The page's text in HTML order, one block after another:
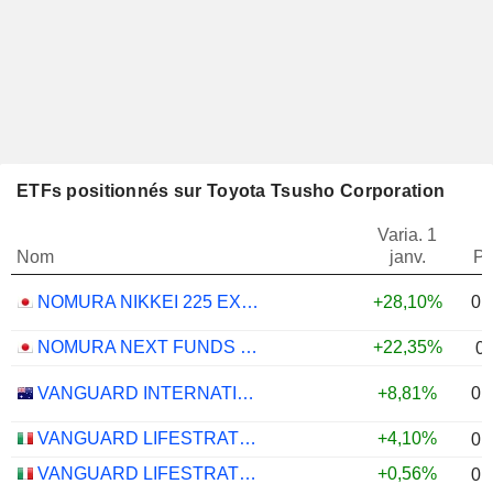
ETFs positionnés sur Toyota Tsusho Corporation
Nom
Varia. 1
janv.
NOMURA NIKKEI 225 EXCHANGE TRADED FUND ETF - JPY +28,10%
NOMURA NEXT FUNDS MSCI JAPAN EMPOWERING WOMEN SELECT INDEX ETF - JPY +22,35%
VANGUARD INTERNATIONAL EQUITY INDEX FUNDS - VANGUARD FTSE ALL-WORLD EX-US ETF +8,81%
VANGUARD LIFESTRATEGY 40% EQUITY UCITS ETF - DISTRIBUTING - EUR +4,10%
VANGUARD LIFESTRATEGY 20% EQUITY UCITS ETF - DISTRIBUTING - EUR
+0,56%